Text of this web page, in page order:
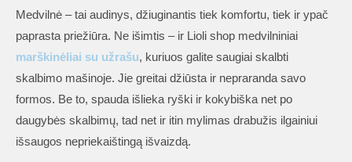
Medvilnė – tai audinys, džiuginantis tiek komfortu, tiek ir ypač
paprasta priežiūra. Ne išimtis – ir Lioli shop medvilniniai
marškinėliai su užrašu, kuriuos galite saugiai skalbti
skalbimo mašinoje. Jie greitai džiūsta ir nepraranda savo
formos. Be to, spauda išlieka ryški ir kokybiška net po
daugybės skalbimų, tad net ir itin mylimas drabužis ilgainiui
išsaugos nepriekaištingą išvaizdą.